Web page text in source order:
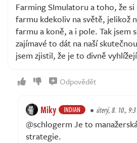
Farming SImulatoru a toho, že
farmu kdekoliv na světě, jelikož
farmu a koně, a i pole. Tak jsem
zajímavé to dát na naší
jsem zjistil, že je to divně
Odpovědět
Miky INDIAN úterý, 8. 10.,
@schlogerm Je to
strategie.